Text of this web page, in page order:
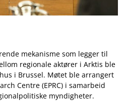
mekanisme som legger til
regionale aktører i Arktis ble
i Brussel. Møtet ble arrangert
Centre (EPRC) i samarbeid
myndigheter.